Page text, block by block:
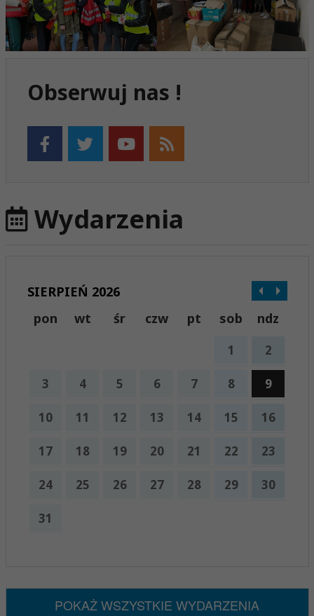
Obserwuj nas !
Wydarzenia
SIERPIEŃ 2026
pon
wt śr czw pt sob ndz
1 2
3 4 5 6 7 8 9
10 11 12 13 14 15 16
17 18 19 20 21 22 23
24 25 26 27 28 29 30
31
POKAŻ WSZYSTKIE WYDARZENIA